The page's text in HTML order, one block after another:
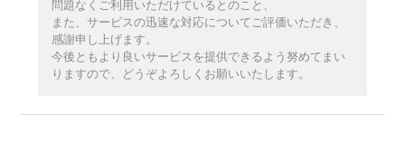
問題なくご利用いただけているとのこと、
また、サービスの迅速な対応についてご評価いただき、
感謝申し上げます。
今後ともより良いサービスを提供できるよう努めてまい
りますので、どうぞよろしくお願いいたします。